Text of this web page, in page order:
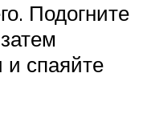
Подогните
и спаяйте